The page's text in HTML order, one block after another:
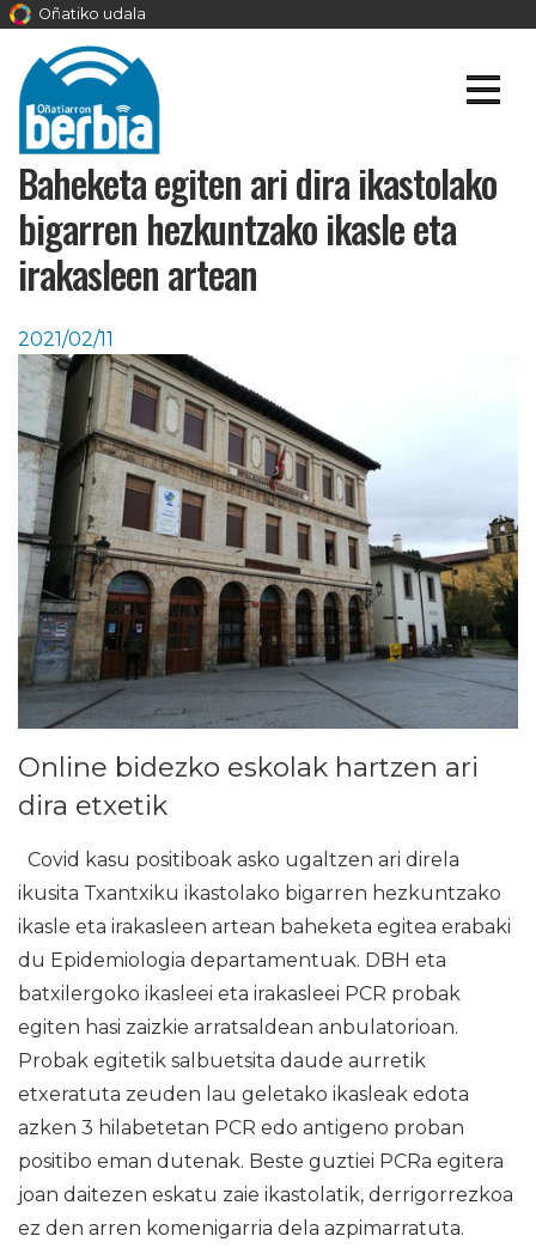
Oñatiko udala
Baheketa egiten ari dira ikastolako
bigarren hezkuntzako ikasle eta
irakasleen artean
2021/02/11
Online bidezko eskolak hartzen ari
dira etxetik
Covid kasu positiboak asko ugaltzen ari direla
ikusita Txantxiku ikastolako bigarren hezkuntzako
ikasle eta irakasleen artean baheketa egitea erabaki
du Epidemiologia departamentuak. DBH eta
batxilergoko ikasleei eta irakasleei PCR probak
egiten hasi zaizkie arratsaldean anbulatorioan.
Probak egitetik salbuetsita daude aurretik
etxeratuta zeuden lau geletako ikasleak edota
azken 3 hilabetetan PCR edo antigeno proban
positibo eman dutenak. Beste guztiei PCRa egitera
joan daitezen eskatu zaie ikastolatik, derrigorrezkoa
ez den arren komenigarria dela azpimarratuta.